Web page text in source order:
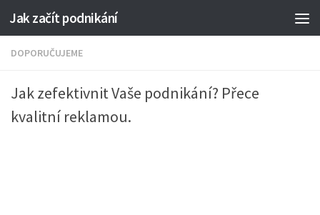
Jak začít podnikání
DOPORUČUJEME
Jak zefektivnit Vaše podnikání? Přece
kvalitní reklamou.